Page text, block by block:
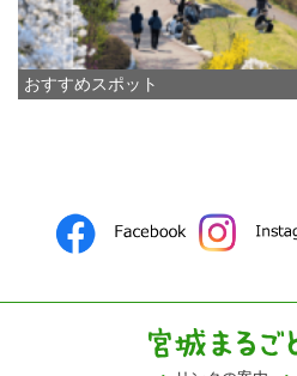
おすすめスポット